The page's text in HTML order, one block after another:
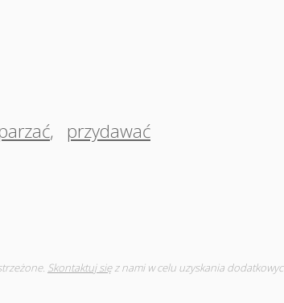
, przydawać
Skontaktuj sięz nami w celu uzyskania